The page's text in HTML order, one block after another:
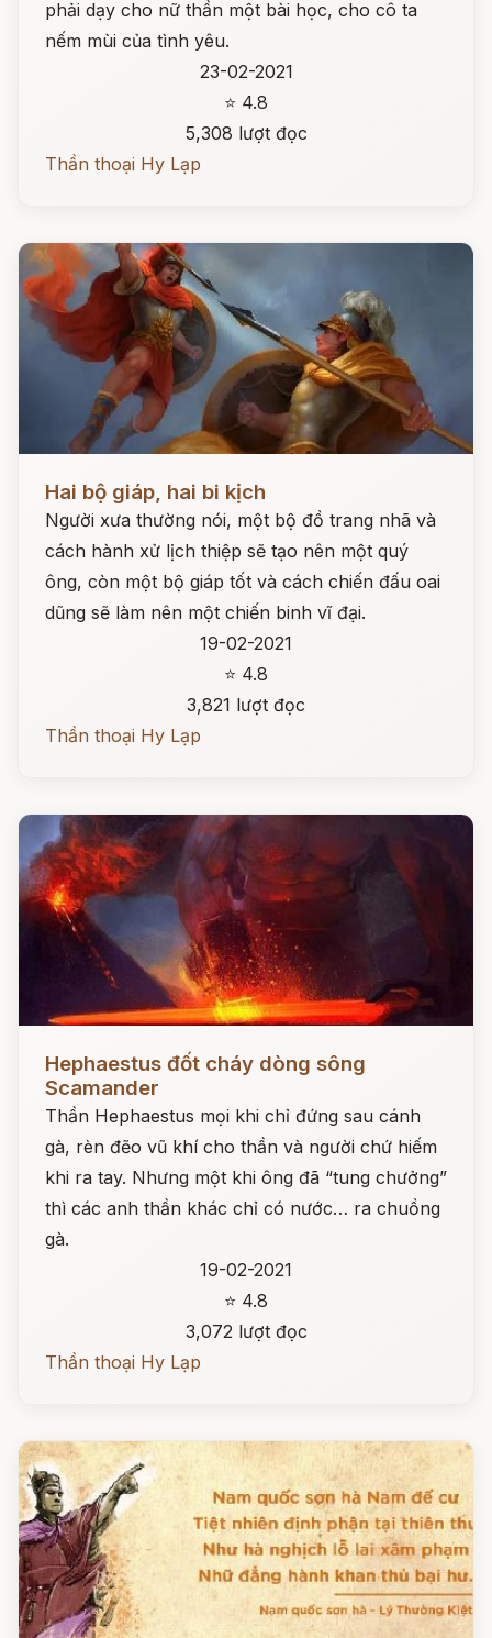
phải dạy cho nữ thần một bài học, cho cô ta
nếm mùi của tình yêu.
23-02-2021
⭐ 4.8
5,308 lượt đọc
Thần thoại Hy Lạp
Hai bộ giáp, hai bi kịch
Người xưa thường nói, một bộ đồ trang nhã và
cách hành xử lịch thiệp sẽ tạo nên một quý
ông, còn một bộ giáp tốt và cách chiến đấu oai
dũng sẽ làm nên một chiến binh vĩ đại.
19-02-2021
⭐ 4.8
3,821 lượt đọc
Thần thoại Hy Lạp
Hephaestus đốt cháy dòng sông
Scamander
Thần Hephaestus mọi khi chỉ đứng sau cánh
gà, rèn đẽo vũ khí cho thần và người chứ hiếm
khi ra tay. Nhưng một khi ông đã “tung chưởng”
thì các anh thần khác chỉ có nước… ra chuồng
gà.
19-02-2021
⭐ 4.8
3,072 lượt đọc
Thần thoại Hy Lạp